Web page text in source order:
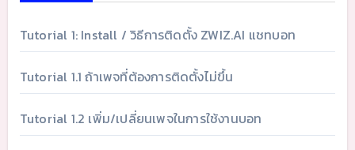
Tutorial 1: Install / วิธีการติดตั้ง ZWIZ.AI แชทบอท
Tutorial 1.1 ถ้าเพจที่ต้องการติดตั้งไม่ขึ้น
Tutorial 1.2 เพิ่ม/เปลี่ยนเพจในการใช้งานบอท